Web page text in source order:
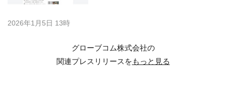
2026年1月5日 13時
グローブコム株式会社の
関連プレスリリースをもっと見る